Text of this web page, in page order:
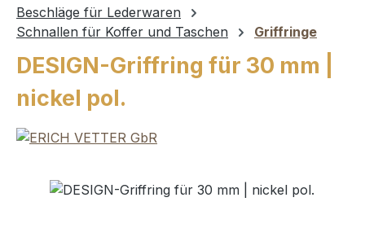
Beschläge für Lederwaren
Schnallen für Koffer und Taschen
Griffringe
DESIGN-Griffring für 30 mm |
nickel pol.
Bildergalerie überspringen